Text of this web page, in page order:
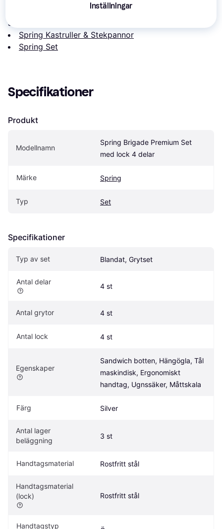
Jämför:
Spring Kastruller & Stekpannor
Spring Set
Specifikationer
Produkt
Modellnamn
Spring Brigade Premium Set
med lock 4 delar
Märke Spring
Typ Set
Specifikationer
Typ av set Blandat, Grytset
Antal delar
4 st
Antal grytor 4 st
Antal lock 4 st
Egenskaper
Sandwich botten, Hängögla, Tål
maskindisk, Ergonomiskt
handtag, Ugnssäker, Måttskala
Färg Silver
Antal lager
beläggning
3 st
Handtagsmaterial Rostfritt stål
Handtagsmaterial
(lock)
Rostfritt stål
Handtagstyp
Inställningar